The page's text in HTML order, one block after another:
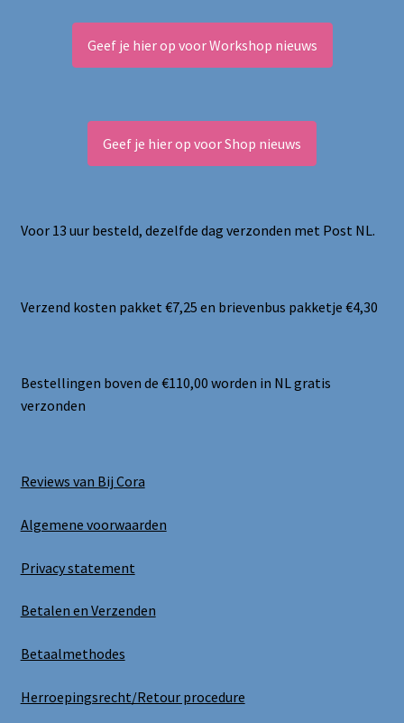
Geef je hier op voor Workshop nieuws
Geef je hier op voor Shop nieuws
Voor 13 uur besteld, dezelfde dag verzonden met Post NL.
Verzend kosten pakket €7,25 en brievenbus pakketje €4,30
Bestellingen boven de €110,00 worden in NL gratis
verzonden
Reviews van Bij Cora
Algemene voorwaarden
Privacy statement
Betalen en Verzenden
Betaalmethodes
Herroepingsrecht/Retour procedure